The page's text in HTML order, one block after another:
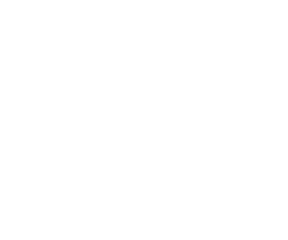
wetgeving en
instrumenten om de
organisaties aan te
het wetenschappelijk,
belang van de
komt aan bod hoe de